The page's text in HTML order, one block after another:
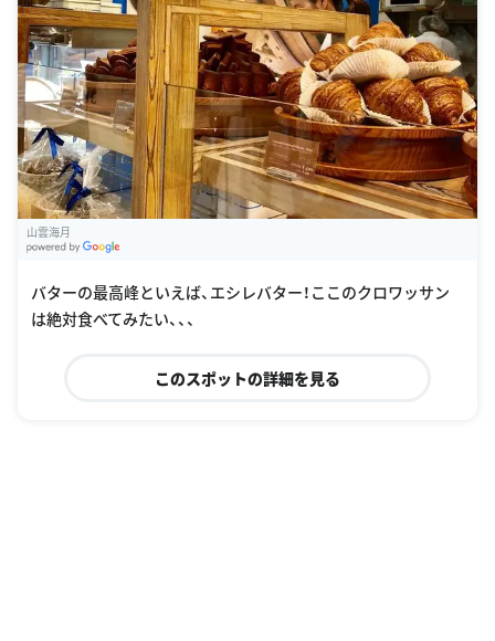
山雲海月
バターの最高峰といえば、エシレバター！ここのクロワッサン
は絶対食べてみたい、、、
このスポットの詳細を見る